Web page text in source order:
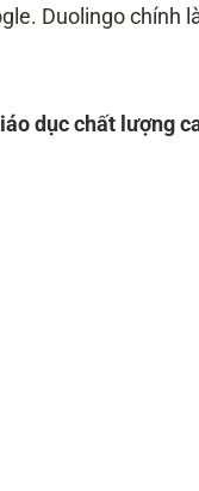
Duolingo chính
dục chất lượng